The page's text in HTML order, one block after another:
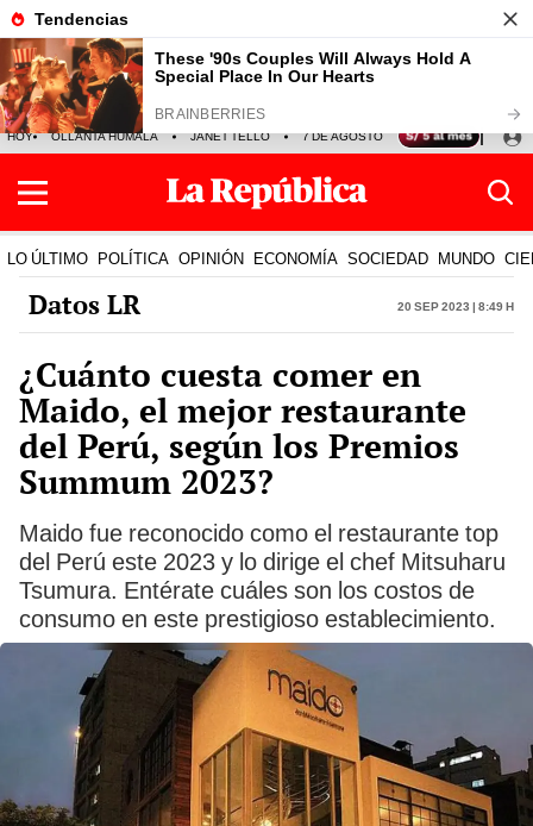
HOY OLLANTA HUMALA JANET TELLO 7 DE AGOSTO TINKA RESULTADOS
LO ÚLTIMO POLÍTICA OPINIÓN ECONOMÍA SOCIEDAD MUNDO
Datos LR 20 Sep 2023 | 8:49 h
¿Cuánto cuesta comer en
Maido, el mejor restaurante
del Perú, según los Premios
Summum 2023?
Maido fue reconocido como el restaurante top
del Perú este 2023 y lo dirige el chef Mitsuharu
Tsumura. Entérate cuáles son los costos de
consumo en este prestigioso establecimiento.